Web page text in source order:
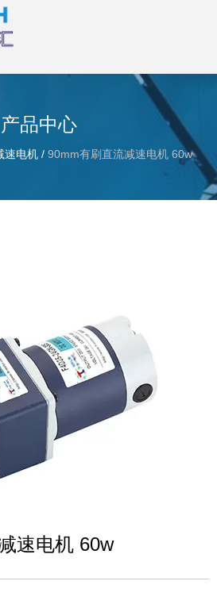
产品中心
速电机 / 90mm有刷直流减速电机 60w
速电机 60w